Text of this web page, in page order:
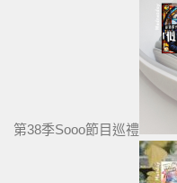
第38季Sooo節目巡禮